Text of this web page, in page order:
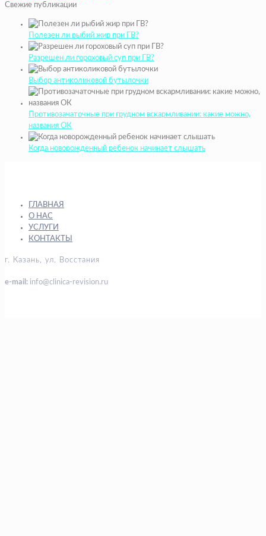
Свежие публикации
Полезен ли рыбий жир при ГВ?
Разрешен ли гороховый суп при ГВ?
Выбор антиколиковой бутылочки
Противозачаточные при грудном вскармливании: какие можно,
названия ОК
Когда новорожденный ребенок начинает слышать
ГЛАВНАЯ
О НАС
УСЛУГИ
КОНТАКТЫ
г. Казань, ул. Восстания
e-mail: info@clinica-revision.ru